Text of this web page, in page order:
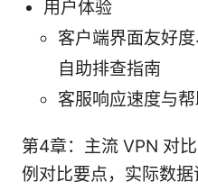
用户体验
客户端界面友好
自助排查指南
客服响应速度与
第4章：主流 VPN 对
例对比要点，实际数据